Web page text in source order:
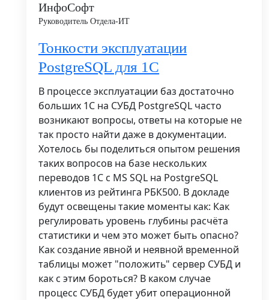
ИнфоСофт
Руководитель Отдела-ИТ
Тонкости эксплуатации
PostgreSQL для 1С
В процессе эксплуатации баз достаточно
больших 1С на СУБД PostgreSQL часто
возникают вопросы, ответы на которые не
так просто найти даже в документации.
Хотелось бы поделиться опытом решения
таких вопросов на базе нескольких
переводов 1С с MS SQL на PostgreSQL
клиентов из рейтинга РБК500. В докладе
будут освещены такие моменты как: Как
регулировать уровень глубины расчёта
статистики и чем это может быть опасно?
Как создание явной и неявной временной
таблицы может "положить" сервер СУБД и
как с этим бороться? В каком случае
процесс СУБД будет убит операционной